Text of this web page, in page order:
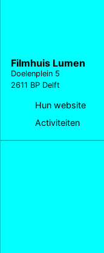
Filmhuis Lumen
Doelenplein 5
2611 BP Delft
Hun website
Activiteiten